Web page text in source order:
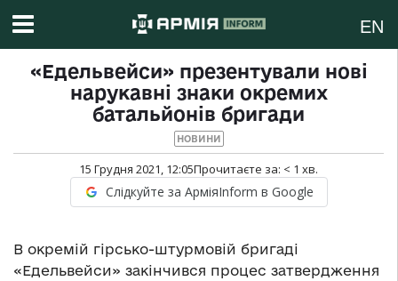
EN
«Едельвейси» презентували нові
нарукавні знаки окремих
батальйонів бригади
НОВИНИ
15 Грудня 2021, 12:05Прочитаєте за: < 1 хв.
Слідкуйте за АрміяInform в Google
В окремій гірсько-штурмовій бригаді
«Едельвейси» закінчився процес затвердження